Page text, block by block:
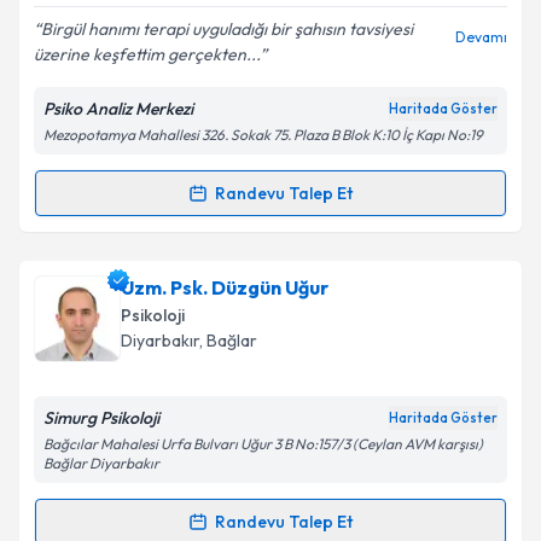
Kişisel verilerimin işlenmesine ilişkin
Aydınlatma
Metni'ni okudum ve kişisel verilerimin belirtilen
kapsamda işlenmesini kabul ediyorum.
Birgül hanımı terapi uyguladığı bir şahısın tavsiyesi
üzerine keşfettim gerçekten...
Devamı
Psiko Analiz Merkezi Haritada Göster
Mezopotamya Mahallesi 326. Sokak 75. Plaza B Blok K:10 İç Kapı No:19
Randevu Talep Et
Randevu Takvimi Talebi
Aile Danışmanı Birgül Bozkaya
talebi oluşturun. Size bu uzmandan randevu almanız
için bir takvim hazırlandığında e-posta ile
bilgilendireceğiz.
Kişisel verilerimin işlenmesine ilişkin
Uzm. Psk. Düzgün Uğur
Psikoloji
Diyarbakır, Bağlar
Simurg Psikoloji Haritada Göster
Bağcılar Mahalesi Urfa Bulvarı Uğur 3 B No:157/3 (Ceylan AVM karşısı)
Bağlar Diyarbakır
Randevu Talep Et
Randevu Takvimi Talebi